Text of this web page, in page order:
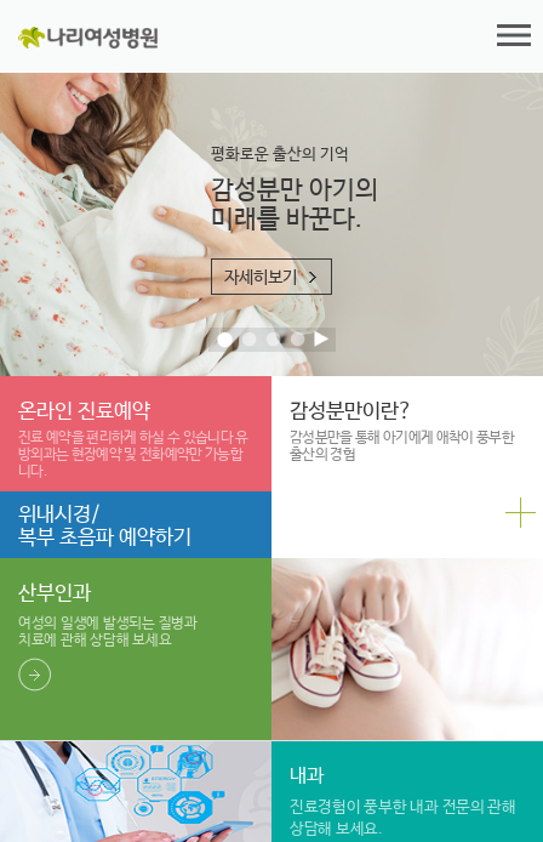
평화로운 출산의 기억
감성분만 아기의
미래를 바꾼다.
자세히보기
온라인 진료예약
진료 예약을 편리하게 하실 수 있습니다유
방외과는 현장예약 및전화예약만 가능합
니다.
위내시경/
복부 초음파 예약하기
감성분만이란?
감성분만을 통해 아기에게 애착이 풍부한
출산의 경험
산부인과
여성의 일생에 발생되는 질병과
치료에 관해 상담해 보세요
내과
진료경험이 풍부한 내과 전문의 관해
상담해 보세요.